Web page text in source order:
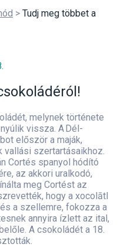
> Tudj meg többet a
melynek története
vissza. A Dél-
először a maják,
vallási szertartásaikhoz.
Cortés spanyol hódító
az akkori uralkodó,
meg Cortést az
hogy a xocolātl
a szellemre, fokozza a
annyira ízlett az ital,
A csokoládét a 18.